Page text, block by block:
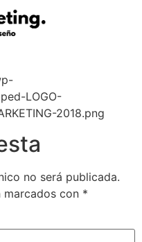
LOGO-
2018.png
no será publicada.
con *